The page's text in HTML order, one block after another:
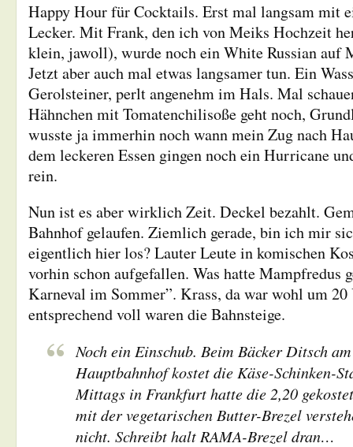
Happy Hour für Cocktails. Erst mal langsam mit
Lecker. Mit Frank, den ich von Meiks Hochzeit
klein, jawoll), wurde noch ein White Russian auf
Jetzt aber auch mal etwas langsamer tun. Ein
Gerolsteiner, perlt angenehm im Hals. Mal
Hähnchen mit Tomatenchilisoße geht noch,
wusste ja immerhin noch wann mein Zug nach
dem leckeren Essen gingen noch ein Hurricane
rein.
Nun ist es aber wirklich Zeit. Deckel bezahlt.
Bahnhof gelaufen. Ziemlich gerade, bin ich mir
eigentlich hier los? Lauter Leute in komischen
vorhin schon aufgefallen. Was hatte Mampfredus
Karneval im Sommer”. Krass, da war wohl um 20
entsprechend voll waren die Bahnsteige.
Noch ein Einschub. Beim Bäcker Ditsch
Hauptbahnhof kostet die Käse-Schinken-
Mittags in Frankfurt hatte die 2,20
mit der vegetarischen Butter-Brezel
nicht. Schreibt halt RAMA-Brezel dran…